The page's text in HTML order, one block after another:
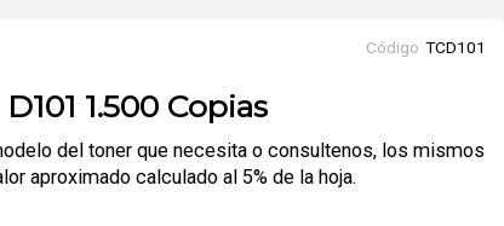
Código TCD101
1.500 Copias
del toner que necesita o consultenos, los mismos
aproximado calculado al 5% de la hoja.